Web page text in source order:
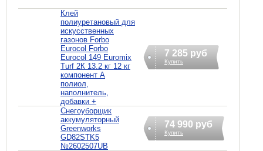
Клей
полиуретановый для
искусственных
газонов Forbo
Eurocol Forbo
Eurocol 149 Euromix
Turf 2К 13.2 кг 12 кг
компонент А
полиол,
наполнитель,
добавки +
7 285 руб
Купить
Снегоуборщик
аккумуляторный
Greenworks
GD82STK5
№2602507UB
74 990 руб
Купить